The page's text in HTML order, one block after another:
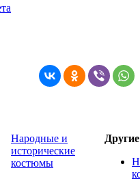
Народные и
исторические
костюмы